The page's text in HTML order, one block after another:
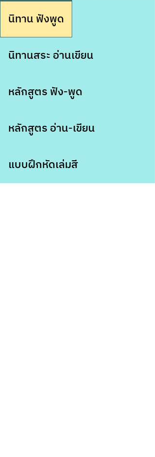
นิทาน ฟังพูด
นิทานสระ อ่านเขียน
หลักสูตร ฟัง-พูด
หลักสูตร อ่าน-เขียน
แบบฝึกหัดเล่มสี